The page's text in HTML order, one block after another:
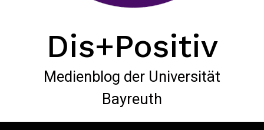
Dis+Positiv
Medienblog der Universität
Bayreuth